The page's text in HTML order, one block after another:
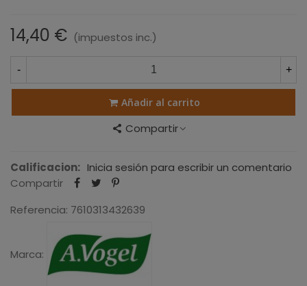
14,40 € (impuestos inc.)
- +
Añadir al carrito
Compartir
Calificacion: Inicia sesión para escribir un comentario
Compartir
Referencia: 7610313432639
Marca: